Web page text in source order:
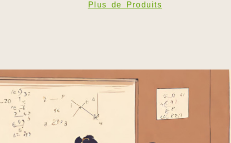
Plus de Produits